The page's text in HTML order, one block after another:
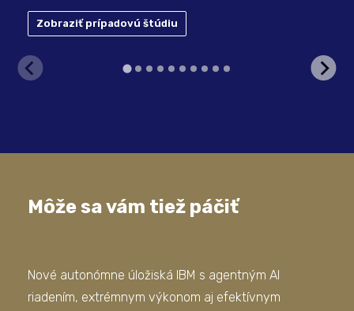
Zobraziť prípadovú štúdiu
Môže sa vám tiež páčiť
Nové autonómne úložiská IBM s agentným AI
riadením, extrémnym výkonom aj efektívnym